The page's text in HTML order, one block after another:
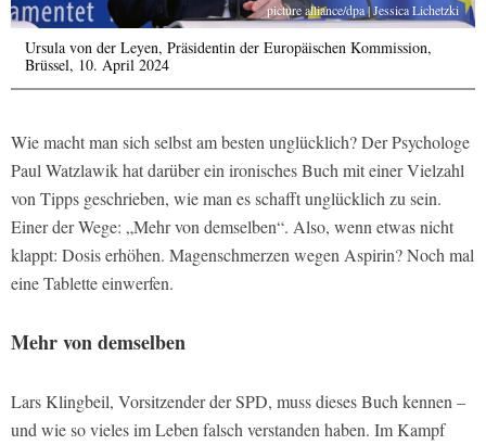
picture alliance/dpa | Jessica Lichetzki
Ursula von der Leyen, Präsidentin der Europäischen Kommission,
Brüssel, 10. April 2024
Wie macht man sich selbst am besten unglücklich? Der Psychologe
Paul Watzlawik hat darüber ein ironisches Buch mit einer Vielzahl
von Tipps geschrieben, wie man es schafft unglücklich zu sein.
Einer der Wege: „Mehr von demselben“. Also, wenn etwas nicht
klappt: Dosis erhöhen. Magenschmerzen wegen Aspirin? Noch mal
eine Tablette einwerfen.
Mehr von demselben
Lars Klingbeil, Vorsitzender der SPD, muss dieses Buch kennen –
und wie so vieles im Leben falsch verstanden haben. Im Kampf